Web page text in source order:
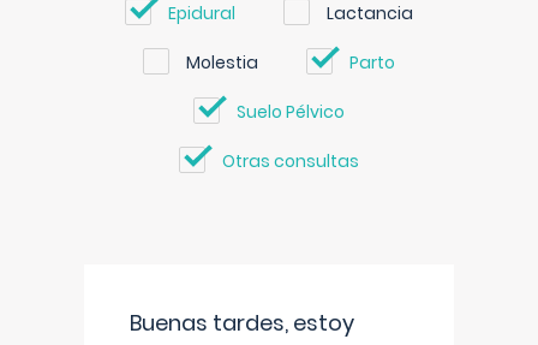
Epidural Lactancia
Molestia Parto
Suelo Pélvico
Otras consultas
Buenas tardes, estoy